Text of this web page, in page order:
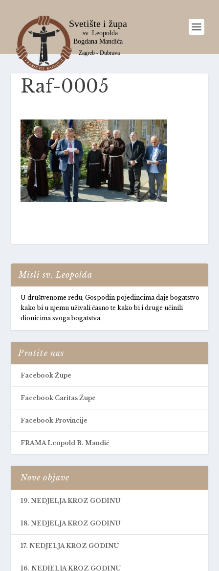
Raf-0005
Misli sv. Leopolda
U društvenome redu, Gospodin pojedincima daje bogatstvo
kako bi u njemu uživali časno te kako bi i druge učinili
dionicima svoga bogatstva.
Pratite nas
Facebook Župe
Facebook Caritas Župe
Facebook Provincije
FRAMA Leopold B. Mandić
Nove objave
19. NEDJELJA KROZ GODINU
18. NEDJELJA KROZ GODINU
17. NEDJELJA KROZ GODINU
16. NEDJELJA KROZ GODINU